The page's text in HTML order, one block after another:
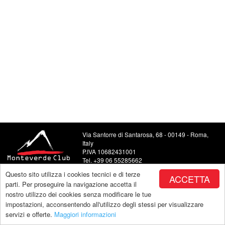
ACCETTA
Questo sito utilizza i cookies tecnici e di terze
parti. Per proseguire la navigazione accetta il
nostro utilizzo dei cookies senza modificare le tue
impostazioni, acconsentendo all'utilizzo degli stessi per visualizzare
servizi e offerte. Maggiori informazioni
Via Santorre di Santarosa, 68 - 00149 - Roma,
Italy
P.IVA 10682431001
Tel. +39 06 55285662
Food and Beverage +39 06 5504443
E-mail: info@monteverdeclub.it
Copyright by Monteverde |powered by Makeitapp